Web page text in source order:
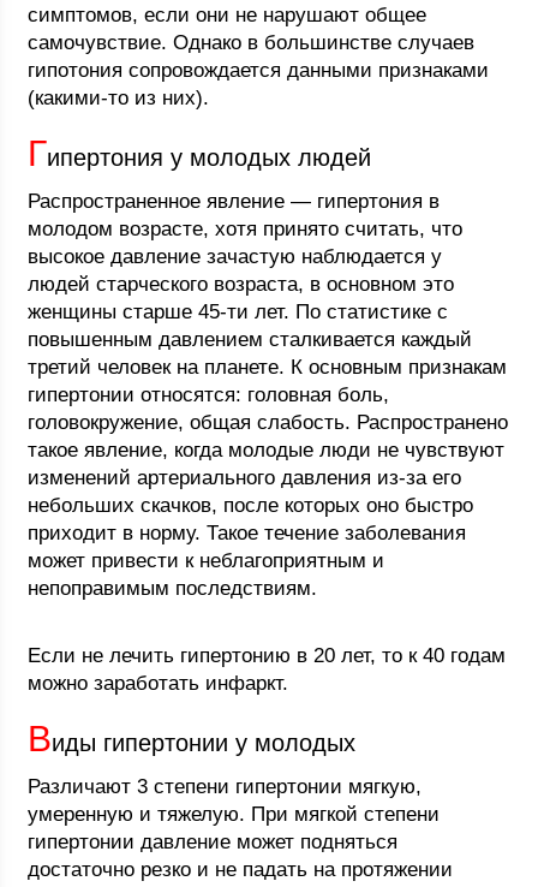
симптомов, если они не нарушают общее
самочувствие. Однако в большинстве случаев
гипотония сопровождается данными признаками
(какими-то из них).
Гипертония у молодых людей
Распространенное явление — гипертония в
молодом возрасте, хотя принято считать, что
высокое давление зачастую наблюдается у
людей старческого возраста, в основном это
женщины старше 45-ти лет. По статистике с
повышенным давлением сталкивается каждый
третий человек на планете. К основным признакам
гипертонии относятся: головная боль,
головокружение, общая слабость. Распространено
такое явление, когда молодые люди не чувствуют
изменений артериального давления из-за его
небольших скачков, после которых оно быстро
приходит в норму. Такое течение заболевания
может привести к неблагоприятным и
непоправимым последствиям.
Если не лечить гипертонию в 20 лет, то к 40 годам
можно заработать инфаркт.
Виды гипертонии у молодых
Различают 3 степени гипертонии мягкую,
умеренную и тяжелую. При мягкой степени
гипертонии давление может подняться
достаточно резко и не падать на протяжении